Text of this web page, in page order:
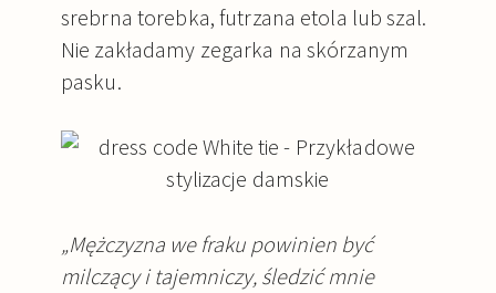
srebrna torebka, futrzana etola lub szal.
Nie zakładamy zegarka na skórzanym
pasku.
„Mężczyzna we fraku powinien być
milczący i tajemniczy, śledzić mnie